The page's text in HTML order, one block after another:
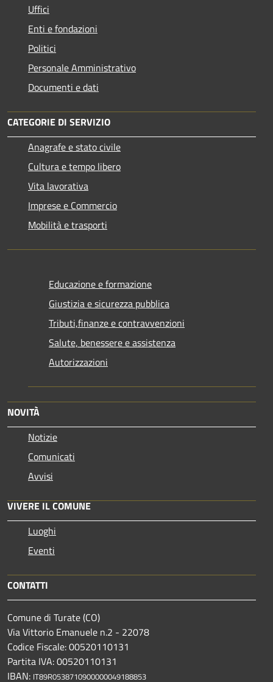
Uffici
Enti e fondazioni
Politici
Personale Amministrativo
Documenti e dati
CATEGORIE DI SERVIZIO
Anagrafe e stato civile
Cultura e tempo libero
Vita lavorativa
Imprese e Commercio
Mobilità e trasporti
Educazione e formazione
Giustizia e sicurezza pubblica
Tributi,finanze e contravvenzioni
Salute, benessere e assistenza
Autorizzazioni
NOVITÀ
Notizie
Comunicati
Avvisi
VIVERE IL COMUNE
Luoghi
Eventi
CONTATTI
Comune di Turate (CO)
Via Vittorio Emanuele n.2 - 22078
Codice Fiscale: 00520110131
Partita IVA: 00520110131
IBAN: IT89R0538710900000049188853